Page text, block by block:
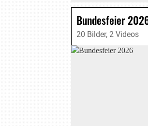
Bundesfeier
20 Bilder, 2 Videos